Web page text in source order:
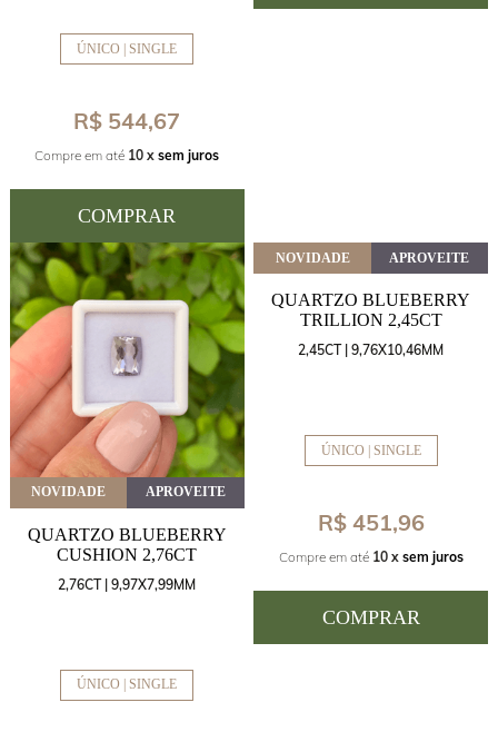
ÚNICO | SINGLE
R$ 544,67
Compre em até 10 x sem juros
COMPRAR
NOVIDADE APROVEITE
QUARTZO BLUEBERRY
CUSHION 2,76CT
2,76CT | 9,97X7,99MM
ÚNICO | SINGLE
NOVIDADE APROVEITE
QUARTZO BLUEBERRY
TRILLION 2,45CT
2,45CT | 9,76X10,46MM
ÚNICO | SINGLE
R$ 451,96
Compre em até 10 x sem juros
COMPRAR